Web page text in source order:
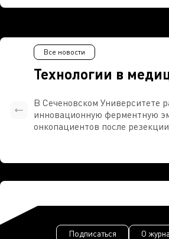
Технологии в
Все новости
В Сеченовском Университете
инновационную ферментную
онкопациентов после
Подписаться О